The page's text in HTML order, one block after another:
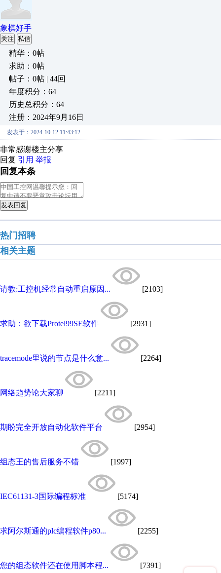
象棋好手
关注 私信
精华：0帖
求助：0帖
帖子：0帖 | 44回
年度积分：64
历史总积分：64
注册：2024年9月16日
发表于：2024-10-12 11:43:12
非常感谢楼主分享
回复 引用 举报
回复本条
发表回复
热门招聘
相关主题
请教:工控机经常自动重启原因... [2103]
求助：欲下载Protel99SE软件 [2931]
tracemode里说的节点是什么意... [2264]
网络趋势论大家聊 [2211]
期盼完全开放自动化软件平台 [2954]
组态王的售后服务不错 [1997]
IEC61131-3国际编程标准 [5174]
求阿尔斯通的plc编程软件p80... [2255]
您的组态软件还在使用脚本程... [7391]